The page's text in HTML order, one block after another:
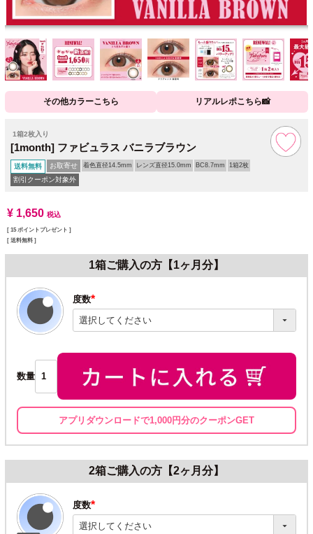
その他カラーこちら リアルレポこちら📸
1箱2枚入り
[1month] ファビュラス バニラブラウン
送料無料 お取寄せ 着色直径14.5mm レンズ直径15.0mm BC8.7mm 1箱2枚
割引クーポン対象外
¥ 1,650 税込
[ 15 ポイントプレゼント ]
送料無料
1箱ご購入の方【1ヶ月分】
度数
(必
須)
数量
アプリダウンロードで1,000円分のクーポンGET
2箱ご購入の方【2ヶ月分】
度数
(必
須)